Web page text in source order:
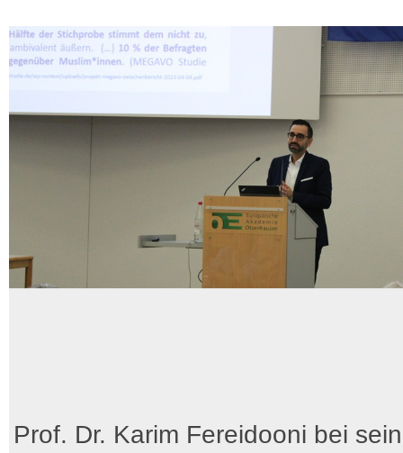
Prof. Dr. Karim Fereidooni bei